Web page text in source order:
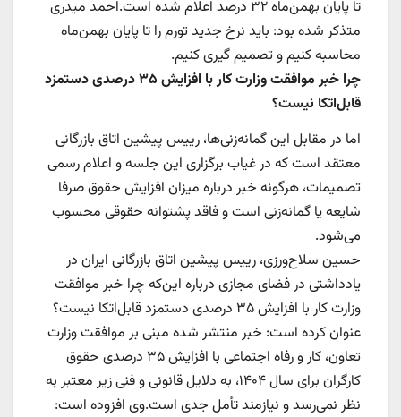
تا ‌پایان بهمن‌ماه ۳۲ درصد اعلام شده است.احمد میدری
متذکر شده بود: باید نرخ جدید تورم را تا پایان بهمن‌ماه
محاسبه کنیم و تصمیم گیری کنیم.
چرا خبر موافقت وزارت کار با افزایش ۳۵ درصدی دستمزد
قابل‌اتکا نیست؟
اما در مقابل این گمانه‌زنی‌ها، رییس پیشین اتاق بازرگانی
معتقد است که در غیاب برگزاری این جلسه و اعلام رسمی
تصمیمات، هرگونه خبر درباره میزان افزایش حقوق صرفا
شایعه یا گمانه‌زنی است و فاقد پشتوانه حقوقی محسوب
می‌شود.
حسین سلاح‌ورزی، رییس پیشین اتاق بازرگانی ایران در
یادداشتی در فضای مجازی درباره این‌که چرا خبر موافقت
وزارت کار با افزایش ۳۵ درصدی دستمزد قابل‌اتکا نیست؟
عنوان کرده است: خبر منتشر شده مبنی بر موافقت وزارت
تعاون، کار و رفاه اجتماعی با افزایش ۳۵ درصدی حقوق
کارگران برای سال ۱۴۰۴، به دلایل قانونی و فنی زیر معتبر به
نظر نمی‌رسد و نیازمند تأمل جدی است.وی افزوده است: